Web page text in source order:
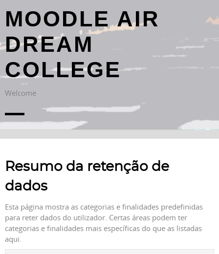
MOODLE AIR
DREAM
COLLEGE
Welcome
Resumo da retenção de
dados
Esta página mostra as categorias e finalidades predefinidas
para reter dados do utilizador. Certas áreas podem ter
categorias e finalidades mais específicas do que as listadas
aqui.